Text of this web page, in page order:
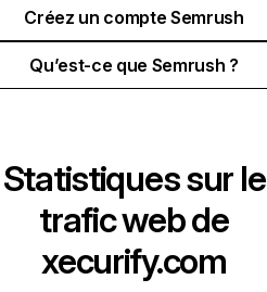
Créez un compte Semrush
Qu’est-ce que Semrush ?
Statistiques sur le
trafic web de
xecurify.com